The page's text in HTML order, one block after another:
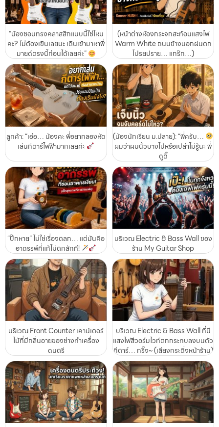
“น้องชอบทรงคลาสสิกแบบนี้ใช่ไหม
คะ? ไม่ต้องเขินเลยนะ เดินเข้ามาหาพี่
มายด์ตรงนี้ก่อนได้เลยค่ะ”
(หน้าต่างห้องกระจกสะท้อนแสงไฟ
Warm White ถนนข้างนอกฝนตก
โปรยปราย… แกร๊ก…)
ลูกค้า: “เอ่อ… น้องคะ พี่อยากลองหัด
เล่นกีตาร์ไฟฟ้ามากเลยค่ะ
(น้องนักเรียน ม.ปลาย): “พี่ครับ…
ผมว่าผมนิ้วบางไปหรือเปล่าไม่รู้นะ พี่
ดูดิ๊
“ปิ๊กหาย” ไม่ใช่เรื่องตลก… แต่มันคือ
อาถรรพ์ที่แก้ไม่ตกสักที!
บริเวณ Electric & Bass Wall ของ
ร้าน My Guitar Shop
บริเวณ Front Counter เคาน์เตอร์
ไม้ที่มีกลิ่นอายของช่างทำเครื่อง
ดนตรี
บริเวณ Electric & Bass Wall ที่มี
แสงไฟสีวอร์มไวท์ตกกระทบลงบนตัว
กีตาร์… กริ๊ง~ (เสียงกระดิ่งหน้าร้าน)